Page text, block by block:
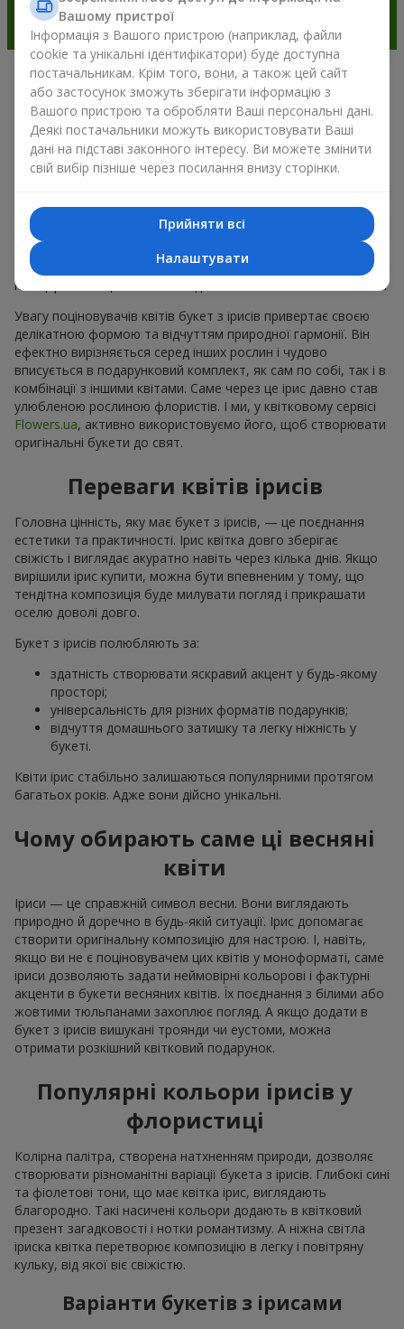
Чарівність ірисів у сучасній
флористиці м. Львів
Букет з ірисів — це універсальний вибір для подарунка до
будь-якого приводу. Адже він поєднує природну симетрію
Сьогодні букет з ірисів обирають ті, хто хоче подарувати
щось елегантне, але водночас стримане. Така композиція
для настрою виглядає свіжо та незвично. А ще букет з
ірисів створює романтичний настрій і дозволяє передати
найщиріші емоції близькій людині без зайвих слів і пояснень.
Увагу поціновувачів квітів букет з ірисів привертає своєю
делікатною формою та відчуттям природної гармонії. Він
ефектно вирізняється серед інших рослин і чудово
вписується в подарунковий комплект, як сам по собі, так і в
комбінації з іншими квітами. Саме через це ірис давно став
улюбленою рослиною флористів. І ми, у квітковому сервісі
Flowers.ua, активно використовуємо його, щоб створювати
оригінальні букети до свят.
Переваги квітів ірисів
Головна цінність, яку має букет з ірисів, — це поєднання
естетики та практичності. Ірис квітка довго зберігає
свіжість і виглядає акуратно навіть через кілька днів. Якщо
вирішили ірис купити, можна бути впевненим у тому, що
тендітна композиція буде милувати погляд і прикрашати
оселю доволі довго.
Букет з ірисів полюбляють за:
здатність створювати яскравий акцент у будь-якому
просторі;
універсальність для різних форматів подарунків;
відчуття домашнього затишку та легку ніжність у
букеті.
Квіти ірис стабільно залишаються популярними протягом
багатьох років. Адже вони дійсно унікальні.
Чому обирають саме ці весняні
квіти
Іриси — це справжній символ весни. Вони виглядають
природно й доречно в будь-якій ситуації. Ірис допомагає
створити оригінальну композицію для настрою. І, навіть,
якщо ви не є поціновувачем цих квітів у моноформаті, саме
іриси дозволяють задати неймовірні кольорові і фактурні
акценти в букети весняних квітів. Їх поєднання з білими або
жовтими тюльпанами захоплює погляд. А якщо додати в
букет з ірисів вишукані троянди чи еустоми, можна
отримати розкішний квітковий подарунок.
Популярні кольори ірисів у
флористиці
Колірна палітра, створена натхненням природи, дозволяє
створювати різноманітні варіації букета з ірисів. Глибокі сині
та фіолетові тони, що має квітка ірис, виглядають
благородно. Такі насичені кольори додають в квітковий
презент загадковості і нотки романтизму. А ніжна світла
іриска квітка перетворює композицію в легку і повітряну
кульку, від якої віє свіжістю.
Варіанти букетів з ірисами
Вашому пристрої
Інформація з Вашого пристрою (наприклад, файли
cookie та унікальні ідентифікатори) буде доступна
постачальникам. Крім того, вони, а також цей сайт
або застосунок зможуть зберігати інформацію з
Вашого пристрою та обробляти Ваші персональні дані.
Деякі постачальники можуть використовувати Ваші
дані на підставі законного інтересу. Ви можете змінити
свій вибір пізніше через посилання внизу сторінки.
Прийняти всі
Налаштувати